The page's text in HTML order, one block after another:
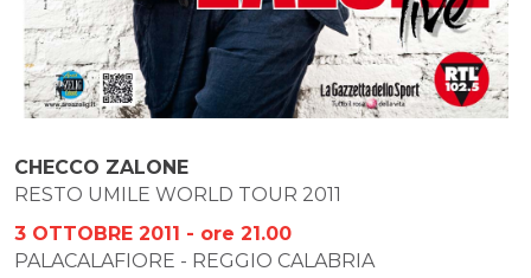
CHECCO ZALONE
RESTO UMILE WORLD TOUR 2011
3 OTTOBRE 2011 - ore 21.00
PALACALAFIORE - REGGIO CALABRIA